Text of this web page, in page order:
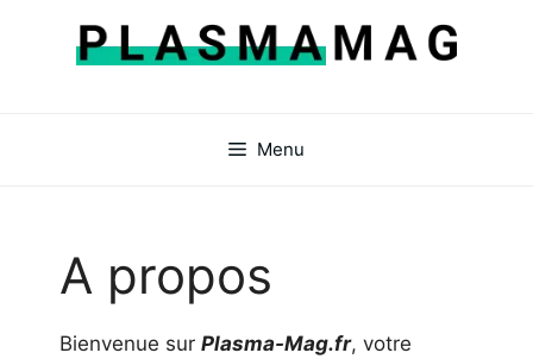
Menu
A propos
Bienvenue sur Plasma-Mag.fr, votre